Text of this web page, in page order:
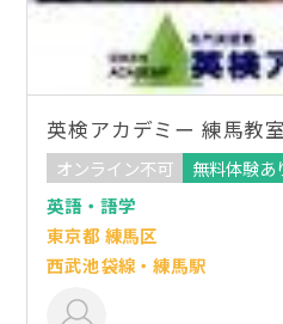
英検アカデミー 練馬教室
オンライン不可
無料体験あ
英語・語学
東京都 練馬区
西武池袋線・練馬駅